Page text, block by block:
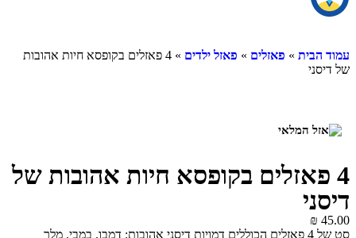
»פאזלים»פאזל ילדים
» 4 פאזלים בקופסא חיות אהובות
בקופסא חיות אהובות של
סט של 4 פאזלים הכוללים דמויות דיסני אהובות: דמבו, במבי, מלך